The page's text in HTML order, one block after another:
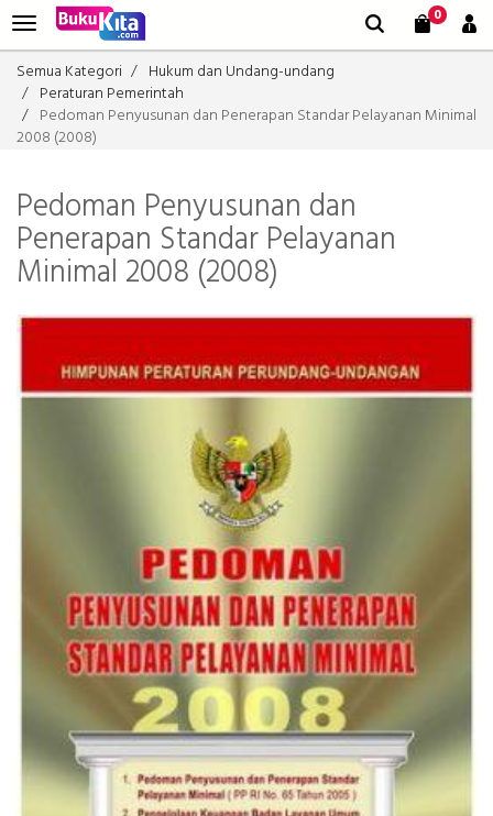
0
Semua Kategori
Hukum dan Undang-undang
Peraturan Pemerintah
Pedoman Penyusunan dan Penerapan Standar Pelayanan Minimal
2008 (2008)
Pedoman Penyusunan dan
Penerapan Standar Pelayanan
Minimal 2008 (2008)